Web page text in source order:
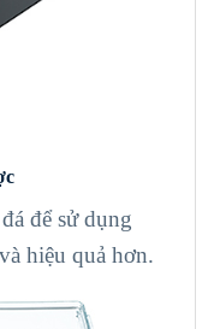
để sử dụng
hiệu quả hơn.